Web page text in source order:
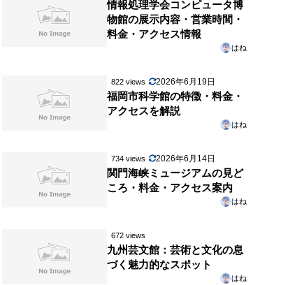
情報処理学会コンピュータ博
物館の展示内容・営業時間・
料金・アクセス情報
はね
822 views 2026年6月19日
福岡市科学館の特徴・料金・
アクセスを解説
はね
734 views 2026年6月14日
関門海峡ミュージアムの見ど
ころ・料金・アクセス案内
はね
672 views
九州芸文館：芸術と文化の息
づく魅力的なスポット
はね